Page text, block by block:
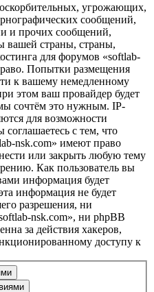
угрожающих,
сообщений,
и прочих сообщений,
вашей страны, страны,
для форумов «softlab-
Попытки размещения
к вашему немедленному
этом ваш провайдер будет
сочтём это нужным. IP-
для возможности
с тем, что
nsk.com» имеют право
или закрыть любую тему
Как пользователь вы
информация будет
информация не будет
разрешения, ни
nsk.com», ни phpBB
за действия хакеров,
доступу к